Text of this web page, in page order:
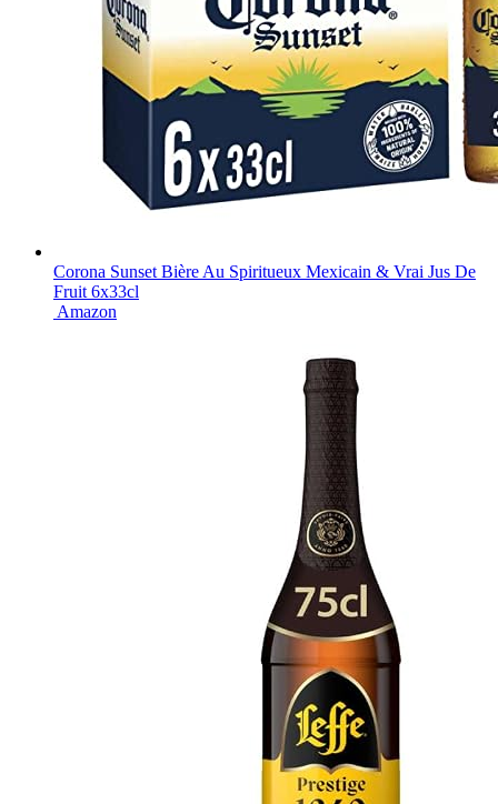
Corona Sunset Bière Au Spiritueux Mexicain & Vrai Jus De
Fruit 6x33cl
Amazon